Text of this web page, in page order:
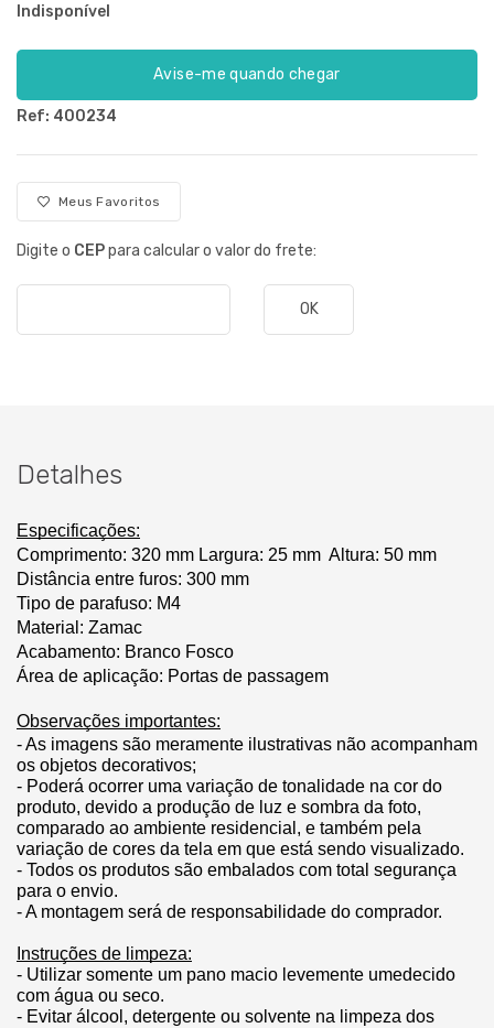
Indisponível
Avise-me quando chegar
Ref: 400234
Meus Favoritos
Digite o CEPpara calcular o valor do frete:
OK
Detalhes
Especificações:
Comprimento: 320 mm Largura: 25 mm Altura: 50 mm
Distância entre furos: 300 mm
Tipo de parafuso: M4
Material: Zamac
Acabamento: Branco Fosco
Área de aplicação: Portas de passagem
Observações importantes:
- As imagens são meramente ilustrativas não acompanham
os objetos decorativos;
- Poderá ocorrer uma variação de tonalidade na cor do
produto, devido a produção de luz e sombra da foto,
comparado ao ambiente residencial, e também pela
variação de cores da tela em que está sendo visualizado.
- Todos os produtos são embalados com total segurança
para o envio.
- A montagem será de responsabilidade do comprador.
Instruções de limpeza:
- Utilizar somente um pano macio levemente umedecido
com água ou seco.
- Evitar álcool, detergente ou solvente na limpeza dos